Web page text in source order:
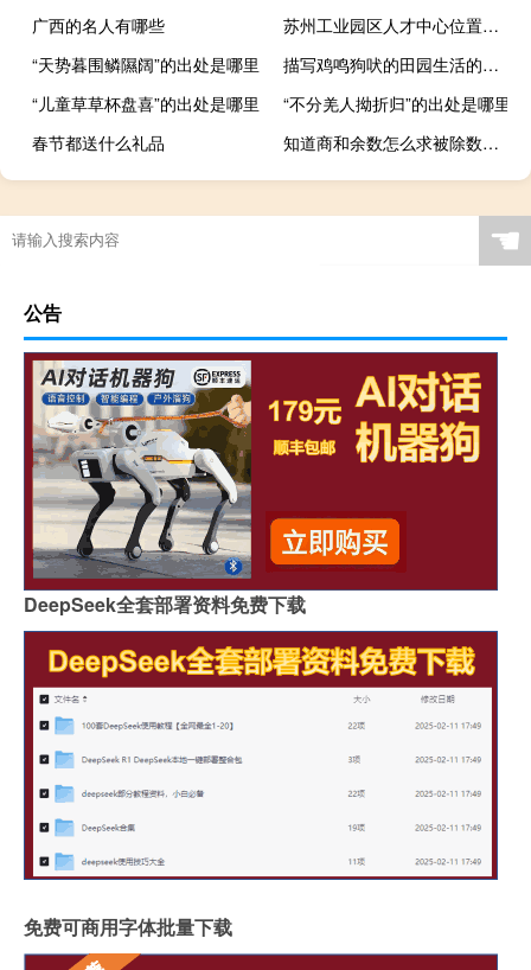
广西的名人有哪些
苏州工业园区人才中心位置（苏州工业园区人才中心）
“天势暮围鳞隰阔”的出处是哪里
描写鸡鸣狗吠的田园生活的诗句古诗
“儿童草草杯盘喜”的出处是哪里
“不分羌人拗折归”的出处是哪里
春节都送什么礼品
知道商和余数怎么求被除数和除数
☚
公告
DeepSeek全套部署资料免费下载
免费可商用字体批量下载